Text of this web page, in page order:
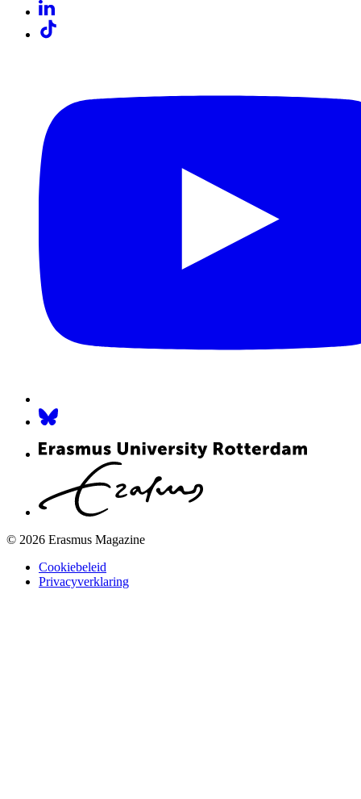
© 2026 Erasmus Magazine
Cookiebeleid
Privacyverklaring